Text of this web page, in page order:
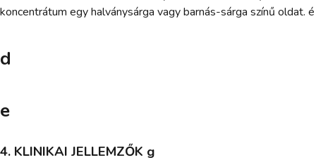
koncentrátum egy halványsárga vagy barnás-sárga színű oldat. é
d
e
4. KLINIKAI JELLEMZŐK g